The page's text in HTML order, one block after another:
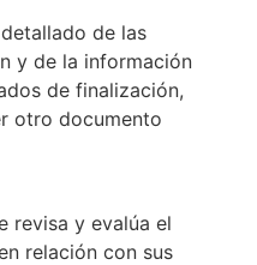
de las
y de la información
de finalización,
otro documento
revisa y evalúa el
relación con sus